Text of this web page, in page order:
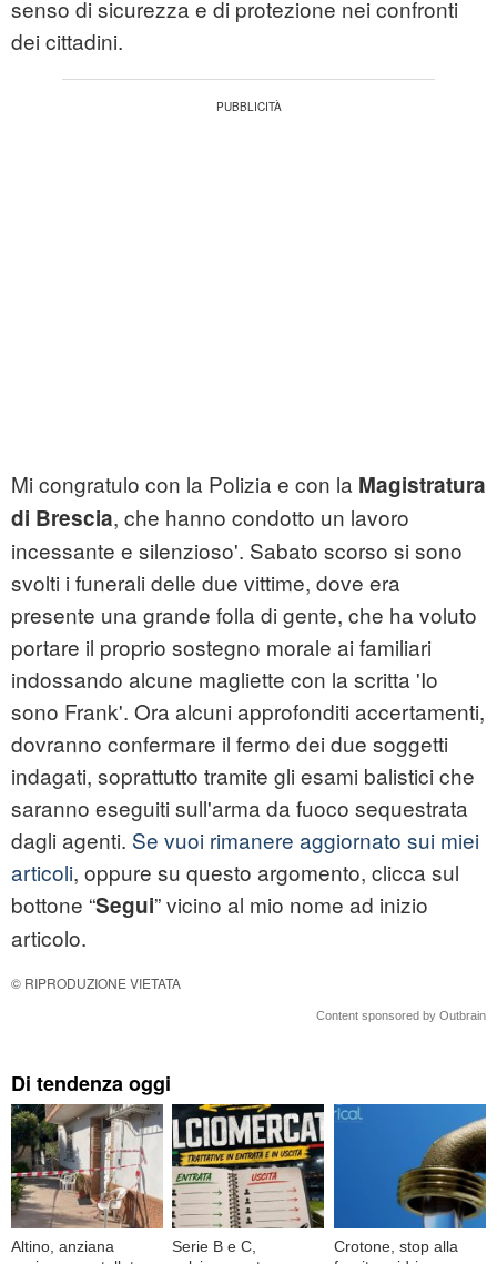
senso di sicurezza e di protezione nei confronti
dei cittadini.
Mi congratulo con la Polizia e con la Magistratura
di Brescia, che hanno condotto un lavoro
incessante e silenzioso'. Sabato scorso si sono
svolti i funerali delle due vittime, dove era
presente una grande folla di gente, che ha voluto
portare il proprio sostegno morale ai familiari
indossando alcune magliette con la scritta 'Io
sono Frank'. Ora alcuni approfonditi accertamenti,
dovranno confermare il fermo dei due soggetti
indagati, soprattutto tramite gli esami balistici che
saranno eseguiti sull'arma da fuoco sequestrata
dagli agenti. Se vuoi rimanere aggiornato sui miei
articoli, oppure su questo argomento, clicca sul
bottone “Segui” vicino al mio nome ad inizio
articolo.
© RIPRODUZIONE VIETATA
Content sponsored by Outbrain
Di tendenza oggi
Altino, anziana
Serie B e C,
Crotone, stop alla